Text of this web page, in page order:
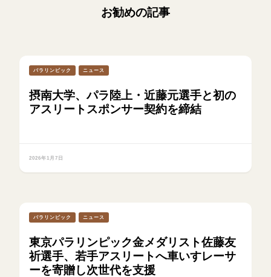
お勧めの記事
パラリンピック ニュース
摂南大学、パラ陸上・近藤元選手と初の
アスリートスポンサー契約を締結
2026年1月7日
パラリンピック ニュース
東京パラリンピック金メダリスト佐藤友
祈選手、若手アスリートへ車いすレーサ
ーを寄贈し次世代を支援